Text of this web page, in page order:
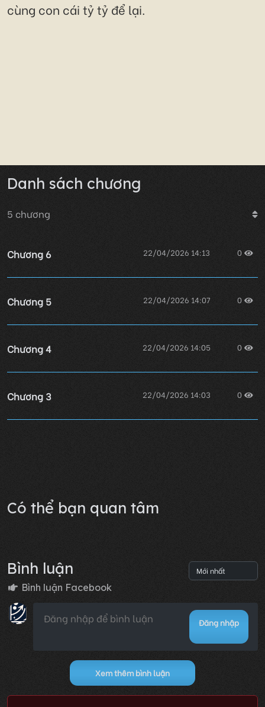
cùng con cái tỷ tỷ để lại.
Danh sách chương
5 chương
Chương 6 22/04/2026 14:13 0
Chương 5 22/04/2026 14:07 0
Chương 4 22/04/2026 14:05 0
Chương 3 22/04/2026 14:03 0
Có thể bạn quan tâm
Bình luận
Bình luận Facebook
Đăng nhập
Xem thêm bình luận